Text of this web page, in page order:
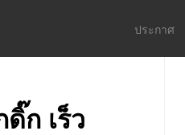
ประกาศ
ก เร็ว